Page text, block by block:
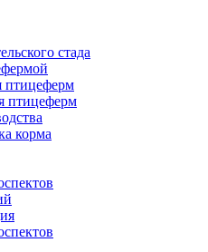
стада
птицеферм
птицеферм
корма